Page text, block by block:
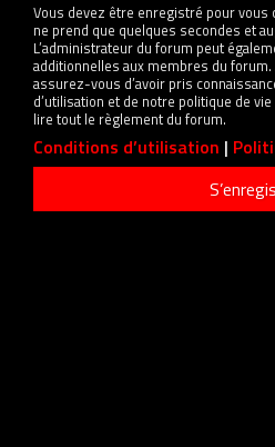
Vous devez être enregistré pour vous
ne prend que quelques secondes et
L’administrateur du forum peut
additionnelles aux membres du
assurez-vous d’avoir pris
d’utilisation et de notre politique de
lire tout le règlement du forum.
Conditions d’utilisation |